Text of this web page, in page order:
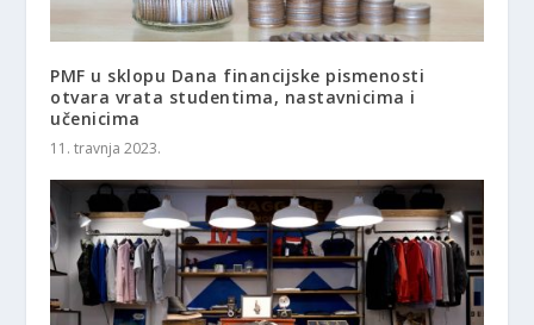
PMF u sklopu Dana financijske pismenosti
otvara vrata studentima, nastavnicima i
učenicima
11. travnja 2023.